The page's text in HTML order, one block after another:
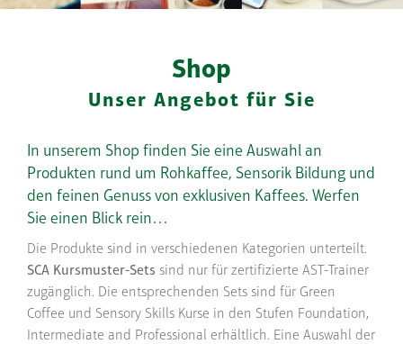
Shop
Unser Angebot für Sie
In unserem Shop finden Sie eine Auswahl an
Produkten rund um Rohkaffee, Sensorik Bildung und
den feinen Genuss von exklusiven Kaffees. Werfen
Sie einen Blick rein…
Die Produkte sind in verschiedenen Kategorien unterteilt.
SCA Kursmuster-Sets sind nur für zertifizierte AST-Trainer
zugänglich. Die entsprechenden Sets sind für Green
Coffee und Sensory Skills Kurse in den Stufen Foundation,
Intermediate and Professional erhältlich. Eine Auswahl der